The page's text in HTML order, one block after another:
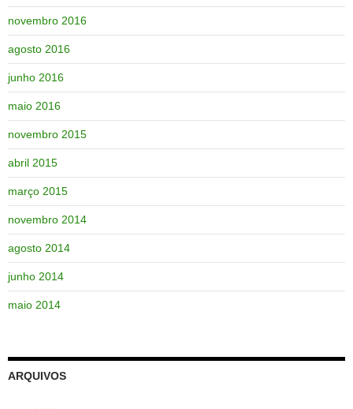
novembro 2016
agosto 2016
junho 2016
maio 2016
novembro 2015
abril 2015
março 2015
novembro 2014
agosto 2014
junho 2014
maio 2014
ARQUIVOS